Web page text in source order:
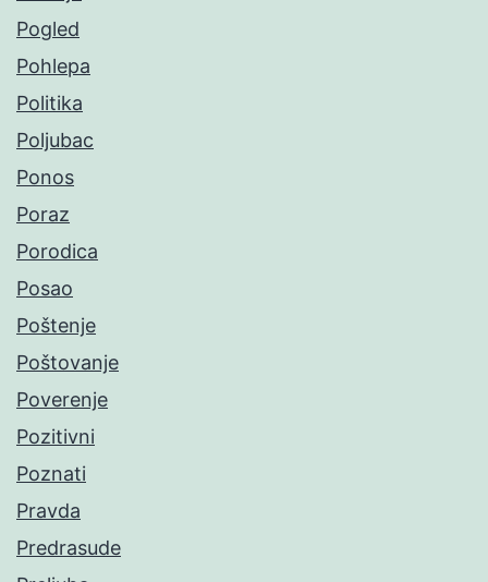
Pogled
Pohlepa
Politika
Poljubac
Ponos
Poraz
Porodica
Posao
Poštenje
Poštovanje
Poverenje
Pozitivni
Poznati
Pravda
Predrasude